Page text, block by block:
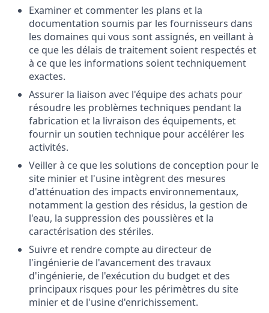
Examiner et commenter les plans et la
documentation soumis par les fournisseurs dans
les domaines qui vous sont assignés, en veillant à
ce que les délais de traitement soient respectés et
à ce que les informations soient techniquement
exactes.
Assurer la liaison avec l'équipe des achats pour
résoudre les problèmes techniques pendant la
fabrication et la livraison des équipements, et
fournir un soutien technique pour accélérer les
activités.
Veiller à ce que les solutions de conception pour le
site minier et l'usine intègrent des mesures
d'atténuation des impacts environnementaux,
notamment la gestion des résidus, la gestion de
l'eau, la suppression des poussières et la
caractérisation des stériles.
Suivre et rendre compte au directeur de
l'ingénierie de l'avancement des travaux
d'ingénierie, de l'exécution du budget et des
principaux risques pour les périmètres du site
minier et de l'usine d'enrichissement.